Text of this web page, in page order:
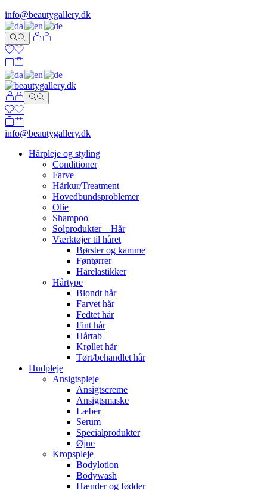
info@beautygallery.dk
info@beautygallery.dk
Hårpleje og styling
Conditioner
Farve
Hårkur/Treatment
Hovedbundsproblemer
Olie
Shampoo
Solprodukter – Hår
Værktøjer til håret
Børster og kamme
Føntørrer
Hårelastikker
Hårtype
Blondt hår
Farvet hår
Fedtet hår
Fint hår
Hårtab
Krøllet hår
Tørt/behandlet hår
Hudpleje
Ansigtspleje
Ansigtscreme
Ansigtsmaske
Læber
Serum
Specialprodukter
Øjne
Kropspleje
Bodylotion
Bodywash
Hænder og fødder